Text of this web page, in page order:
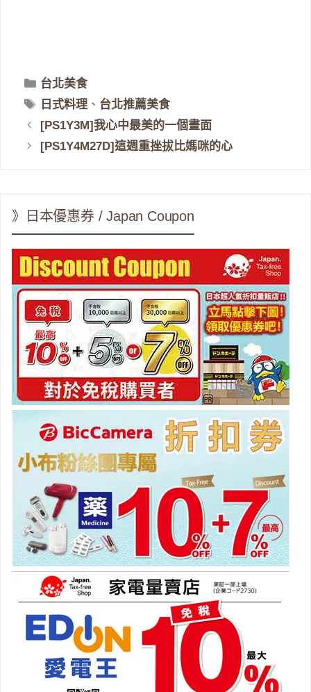
分
類
台北美食
標
籤
日式料理 、 台北推薦美食
[PS1Y3M]我心中最美的一個畫面
[PS1Y4M27D]這週重挫拔比媽咪的心
》日本優惠券 / Japan Coupon